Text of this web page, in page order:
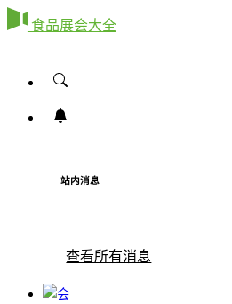
食品展会大全
站内消息
查看所有消息